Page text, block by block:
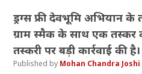
ड्रग्स फ्री देवभूमि अभियान
ग्राम स्मैक के साथ एक तस्कर
तस्करी पर बड़ी कार्रवाई की है।
Mohan Chandra Joshi